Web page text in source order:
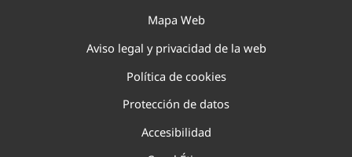
Mapa Web
Aviso legal y privacidad de la web
Política de cookies
Protección de datos
Accesibilidad